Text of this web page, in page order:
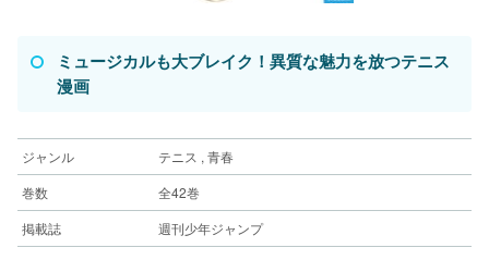
ミュージカルも大ブレイク！異質な魅力を放つテニス
漫画
ジャンル
テニス , 青春
巻数
全42巻
掲載誌
週刊少年ジャンプ